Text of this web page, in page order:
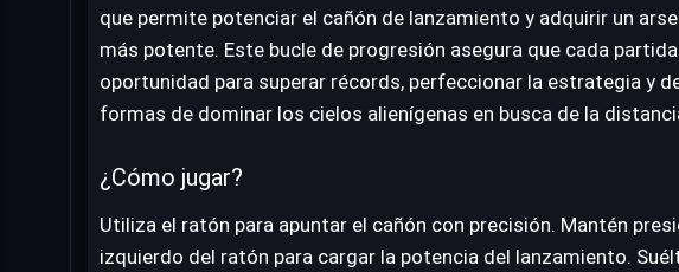
que permite potenciar el cañón de lanzamiento y adquirir un
más potente. Este bucle de progresión asegura que cada
oportunidad para superar récords, perfeccionar la estrategia y
formas de dominar los cielos alienígenas en busca de la
¿Cómo jugar?
Utiliza el ratón para apuntar el cañón con precisión. Mantén
izquierdo del ratón para cargar la potencia del lanzamiento.